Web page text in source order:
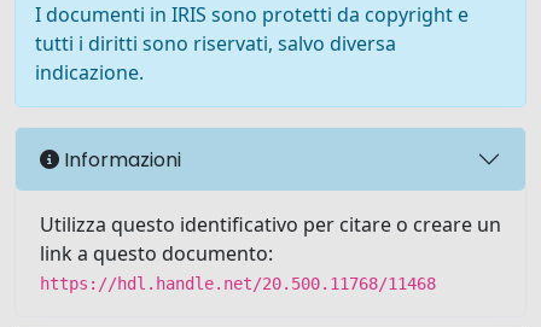
I documenti in IRIS sono protetti da copyright e
tutti i diritti sono riservati, salvo diversa
indicazione.
Informazioni
Utilizza questo identificativo per citare o creare un
link a questo documento:
https://hdl.handle.net/20.500.11768/11468